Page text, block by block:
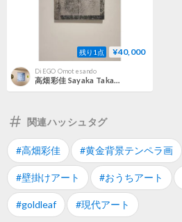
残り1点 ¥40,000
DiEGO Omotesando
高畑彩佳 Sayaka Takabatake | 線刻山水図
関連ハッシュタグ
#高畑彩佳 #黄金背景テンペラ画
#壁掛けアート #おうちアート
#goldleaf #現代アート